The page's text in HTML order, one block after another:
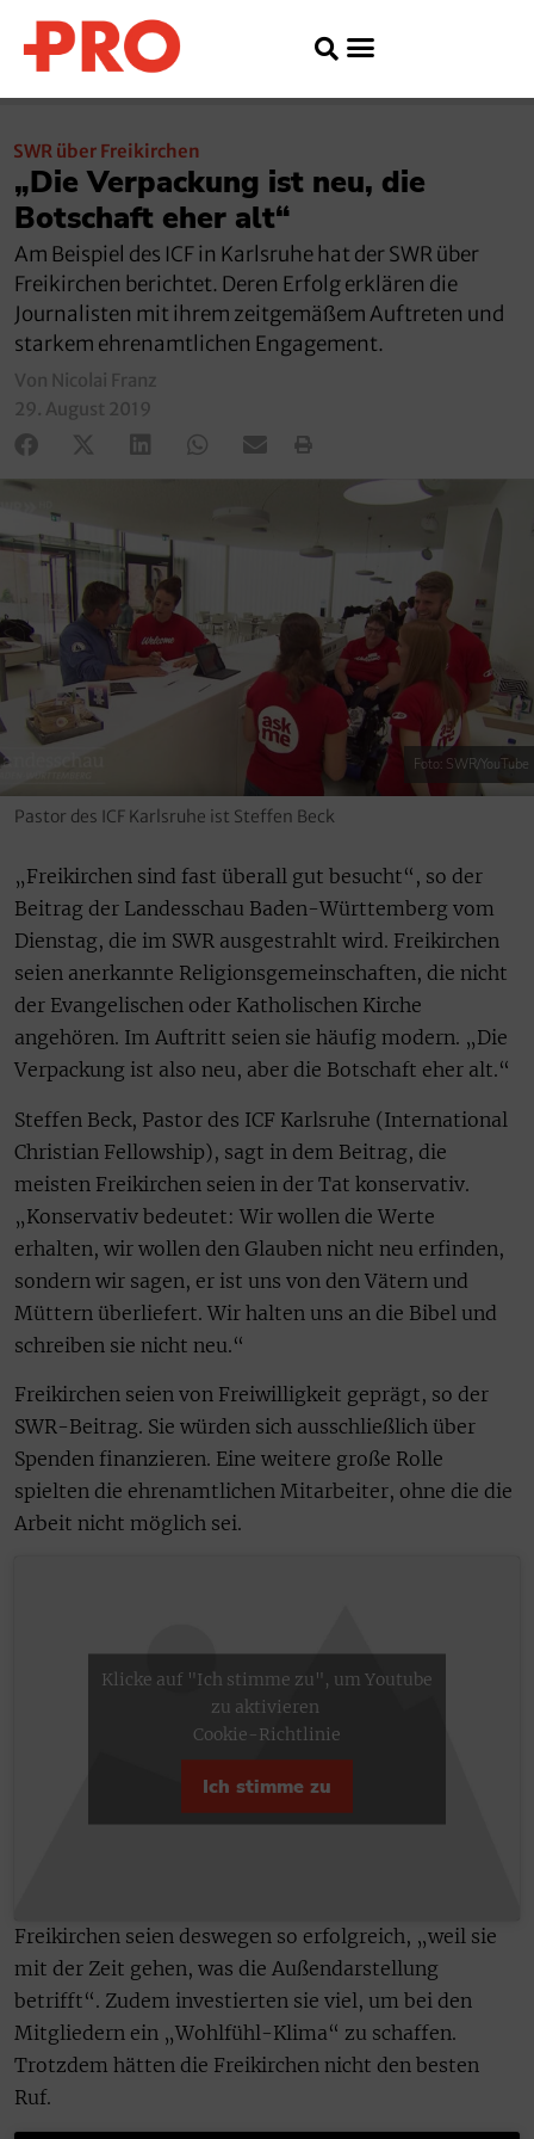
SWR über Freikirchen
„Die Verpackung ist neu, die
Botschaft eher alt“
Am Beispiel des ICF in Karlsruhe hat der SWR über
Freikirchen berichtet. Deren Erfolg erklären die
Journalisten mit ihrem zeitgemäßem Auftreten und
starkem ehrenamtlichen Engagement.
Von Nicolai Franz
29. August 2019
Foto: SWR/YouTube
Pastor des ICF Karlsruhe ist Steffen Beck
„Freikirchen sind fast überall gut besucht“, so der
Beitrag der Landesschau Baden-Württemberg vom
Dienstag, die im SWR ausgestrahlt wird. Freikirchen
seien anerkannte Religionsgemeinschaften, die nicht
der Evangelischen oder Katholischen Kirche
angehören. Im Auftritt seien sie häufig modern. „Die
Verpackung ist also neu, aber die Botschaft eher alt.“
Steffen Beck, Pastor des ICF Karlsruhe (International
Christian Fellowship), sagt in dem Beitrag, die
meisten Freikirchen seien in der Tat konservativ.
„Konservativ bedeutet: Wir wollen die Werte
erhalten, wir wollen den Glauben nicht neu erfinden,
sondern wir sagen, er ist uns von den Vätern und
Müttern überliefert. Wir halten uns an die Bibel und
schreiben sie nicht neu.“
Freikirchen seien von Freiwilligkeit geprägt, so der
SWR-Beitrag. Sie würden sich ausschließlich über
Spenden finanzieren. Eine weitere große Rolle
spielten die ehrenamtlichen Mitarbeiter, ohne die die
Arbeit nicht möglich sei.
Klicke auf "Ich stimme zu", um Youtube
zu aktivieren
Cookie-Richtlinie
Ich stimme zu
Freikirchen seien deswegen so erfolgreich, „weil sie
mit der Zeit gehen, was die Außendarstellung
betrifft“. Zudem investierten sie viel, um bei den
Mitgliedern ein „Wohlfühl-Klima“ zu schaffen.
Trotzdem hätten die Freikirchen nicht den besten
Ruf.